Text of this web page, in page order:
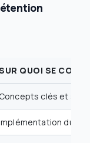
QUOI SE
Concepts clés et
du